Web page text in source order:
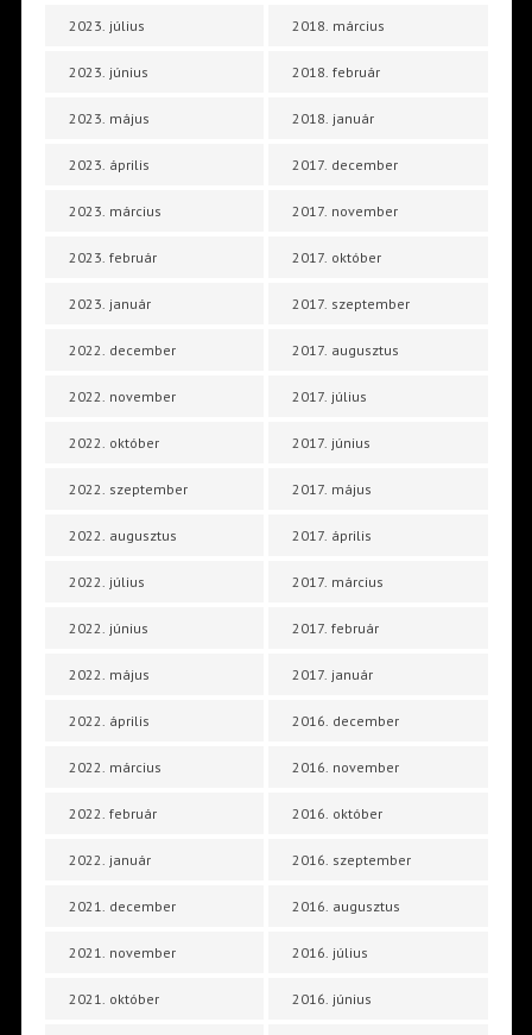
2023. július
2023. június
2023. május
2023. április
2023. március
2023. február
2023. január
2022. december
2022. november
2022. október
2022. szeptember
2022. augusztus
2022. július
2022. június
2022. május
2022. április
2022. március
2022. február
2022. január
2021. december
2021. november
2021. október
2018. március
2018. február
2018. január
2017. december
2017. november
2017. október
2017. szeptember
2017. augusztus
2017. július
2017. június
2017. május
2017. április
2017. március
2017. február
2017. január
2016. december
2016. november
2016. október
2016. szeptember
2016. augusztus
2016. július
2016. június